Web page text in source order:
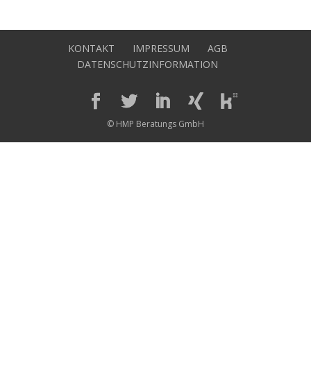
KONTAKT IMPRESSUM
AGB
DATENSCHUTZINFORMATION
© HMP Beratungs GmbH